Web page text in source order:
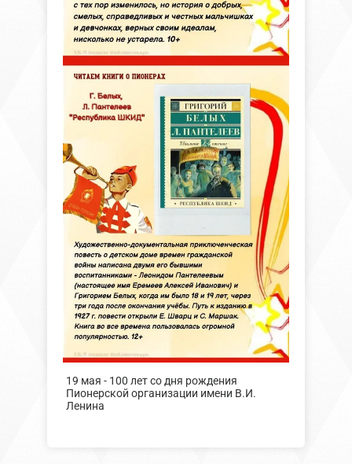
19 мая - 100 лет со дня рождения
Пионерской организации имени В.И.
Ленина